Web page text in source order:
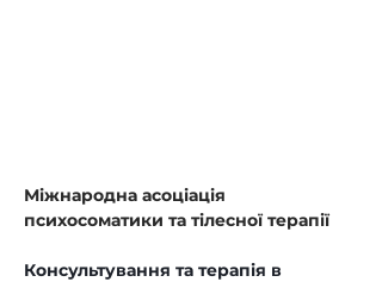
Міжнародна асоціація
психосоматики та тілесної терапії
Консультування та терапія в